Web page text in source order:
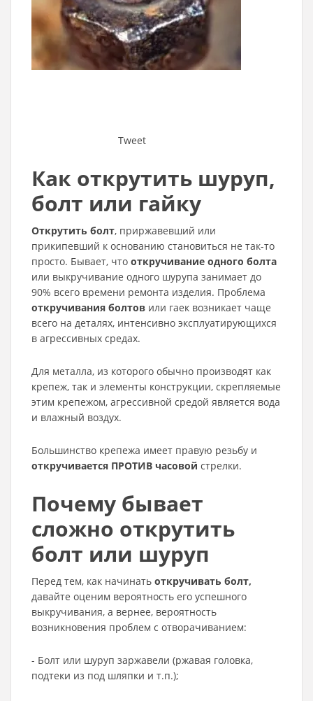
Tweet
Как открутить шуруп,
болт или гайку
Открутить болт, приржавевший или
прикипевший к основанию становиться не так-то
просто. Бывает, что откручивание одного болта
или выкручивание одного шурупа занимает до
90% всего времени ремонта изделия. Проблема
откручивания болтов или гаек возникает чаще
всего на деталях, интенсивно эксплуатирующихся
в агрессивных средах.
Для металла, из которого обычно производят как
крепеж, так и элементы конструкции, скрепляемые
этим крепежом, агрессивной средой является вода
и влажный воздух.
Большинство крепежа имеет правую резьбу и
откручивается ПРОТИВ часовой стрелки.
Почему бывает
сложно открутить
болт или шуруп
Перед тем, как начинать откручивать болт,
давайте оценим вероятность его успешного
выкручивания, а вернее, вероятность
возникновения проблем с отворачиванием:
- Болт или шуруп заржавели (ржавая головка,
подтеки из под шляпки и т.п.);